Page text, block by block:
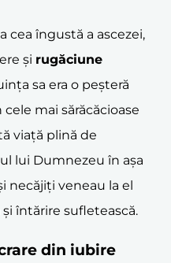
cea îngustă a ascezei,
și rugăciune
sa era o peșteră
mai sărăcăcioase
viață plină de
lui Dumnezeu în așa
necăjiți veneau la el
întărire sufletească.
din iubire